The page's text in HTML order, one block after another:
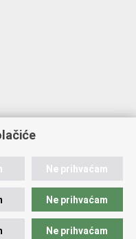
Hrvatsku
Ne prihvaćam
Ne prihvaćam
Ne prihvaćam